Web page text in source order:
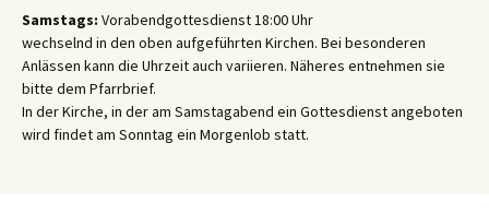
Samstags: Vorabendgottesdienst 18:00 Uhr
wechselnd in den oben aufgeführten Kirchen. Bei besonderen
Anlässen kann die Uhrzeit auch variieren. Näheres entnehmen sie
bitte dem Pfarrbrief.
In der Kirche, in der am Samstagabend ein Gottesdienst angeboten
wird findet am Sonntag ein Morgenlob statt.